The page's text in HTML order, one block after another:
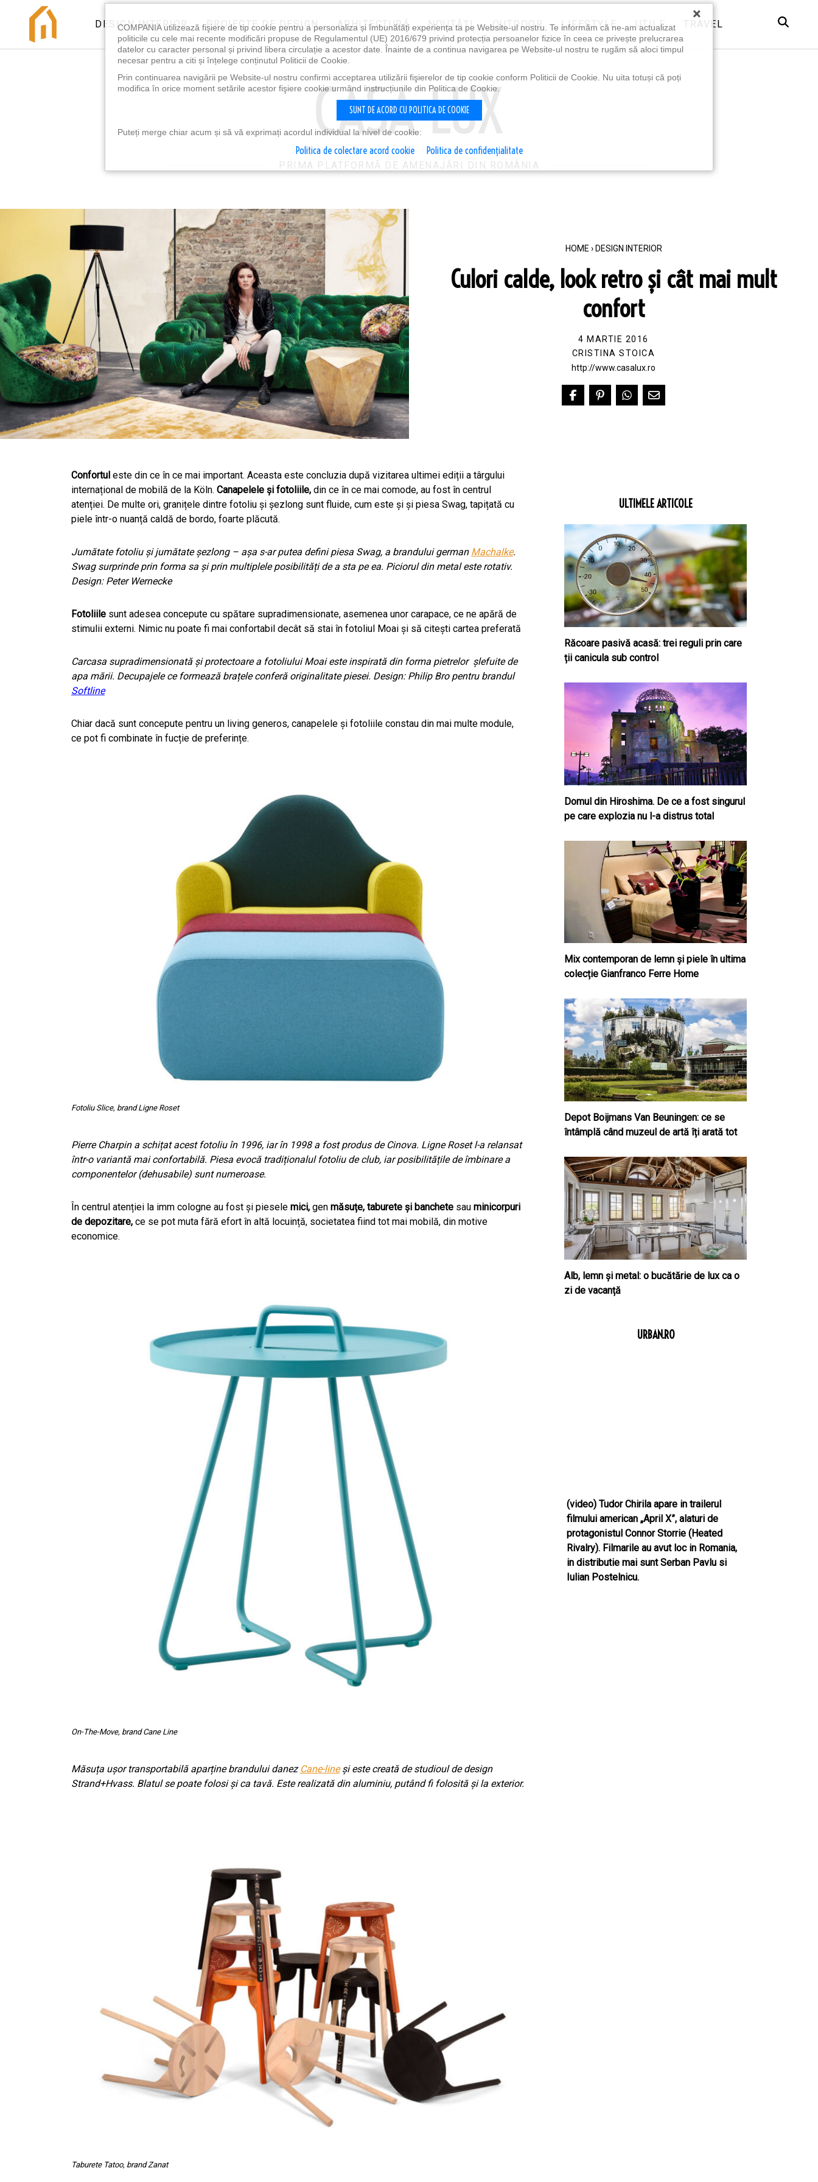
DESIGN INTERIOR PROIECTE DE DESIGN ARHITECTURĂ NOUTĂȚI OUTDOOR LIFESTYLE UTILE TRAVEL
PRIMA PLATFORMĂ DE AMENAJĂRI DIN ROMÂNIA
HOME › DESIGN INTERIOR
Culori calde, look retro și cât mai mult
confort
4 MARTIE 2016
CRISTINA STOICA
http://www.casalux.ro
Confortul este din ce în ce mai important. Aceasta este concluzia după vizitarea ultimei ediții a târgului
internațional de mobilă de la Köln. Canapelele și fotoliile, din ce în ce mai comode, au fost în centrul
atenției. De multe ori, granițele dintre fotoliu și șezlong sunt fluide, cum este și și piesa Swag, tapițată cu
piele într-o nuanță caldă de bordo, foarte plăcută.
Jumătate fotoliu și jumătate șezlong – așa s-ar putea defini piesa Swag, a brandului german Machalke.
Swag surprinde prin forma sa și prin multiplele posibilități de a sta pe ea. Piciorul din metal este rotativ.
Design: Peter Wernecke
Fotoliile sunt adesea concepute cu spătare supradimensionate, asemenea unor carapace, ce ne apără de
stimulii externi. Nimic nu poate fi mai confortabil decât să stai în fotoliul Moai și să citești cartea preferată
Carcasa supradimensionată și protectoare a fotoliului Moai este inspirată din forma pietrelor șlefuite de
apa mării. Decupajele ce formează brațele conferă originalitate piesei. Design: Philip Bro pentru brandul
Softline
Chiar dacă sunt concepute pentru un living generos, canapelele și fotoliile constau din mai multe module,
ce pot fi combinate în fucție de preferințe.
Fotoliu Slice, brand Ligne Roset
Pierre Charpin a schițat acest fotoliu în 1996, iar în 1998 a fost produs de Cinova. Ligne Roset l-a relansat
într-o variantă mai confortabilă. Piesa evocă tradiționalul fotoliu de club, iar posibilitățile de îmbinare a
componentelor (dehusabile) sunt numeroase.
În centrul atenției la imm cologne au fost și piesele mici, gen măsuțe, taburete și banchete sau minicorpuri
de depozitare, ce se pot muta fără efort în altă locuință, societatea fiind tot mai mobilă, din motive
economice.
On-The-Move, brand Cane Line
Măsuța ușor transportabilă aparține brandului danez Cane-lineși este creată de studioul de design
Strand+Hvass. Blatul se poate folosi și ca tavă. Este realizată din aluminiu, putând fi folosită și la exterior.
Taburete Tatoo, brand Zanat
ULTIMELE ARTICOLE
Răcoare pasivă acasă: trei reguli prin care
ții canicula sub control
Domul din Hiroshima. De ce a fost singurul
pe care explozia nu l-a distrus total
Mix contemporan de lemn şi piele în ultima
colecție Gianfranco Ferre Home
Depot Boijmans Van Beuningen: ce se
întâmplă când muzeul de artă îți arată tot
Alb, lemn și metal: o bucătărie de lux ca o
zi de vacanță
URBAN.RO
(video) Tudor Chirila apare in trailerul
filmului american „April X”, alaturi de
protagonistul Connor Storrie (Heated
Rivalry). Filmarile au avut loc in Romania,
in distributie mai sunt Serban Pavlu si
Iulian Postelnicu.
×
COMPANIA utilizează fişiere de tip cookie pentru a personaliza și îmbunătăți experiența ta pe Website-ul nostru. Te informăm că ne-am actualizat
politicile cu cele mai recente modificări propuse de Regulamentul (UE) 2016/679 privind protecția persoanelor fizice în ceea ce privește prelucrarea
datelor cu caracter personal și privind libera circulație a acestor date. Înainte de a continua navigarea pe Website-ul nostru te rugăm să aloci timpul
necesar pentru a citi și înțelege conținutul Politicii de Cookie.
Prin continuarea navigării pe Website-ul nostru confirmi acceptarea utilizării fişierelor de tip cookie conform Politicii de Cookie. Nu uita totuși că poți
modifica în orice moment setările acestor fişiere cookie urmând instrucțiunile din Politica de Cookie.
SUNT DE ACORD CU POLITICA DE COOKIE
Puteți merge chiar acum și să vă exprimați acordul individual la nivel de cookie:
Politica de colectare acord cookie Politica de confidențialitate